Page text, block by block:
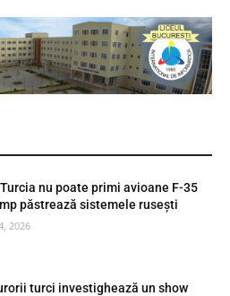
Turcia nu poate primi avioane F-35
păstrează sistemele rusești
2026
turci investighează un show